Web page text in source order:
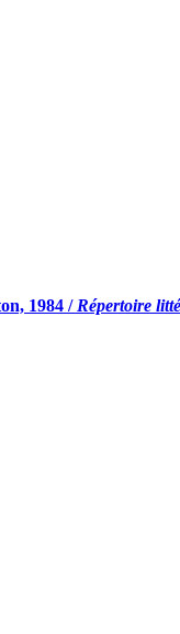
1984 /Répertoire